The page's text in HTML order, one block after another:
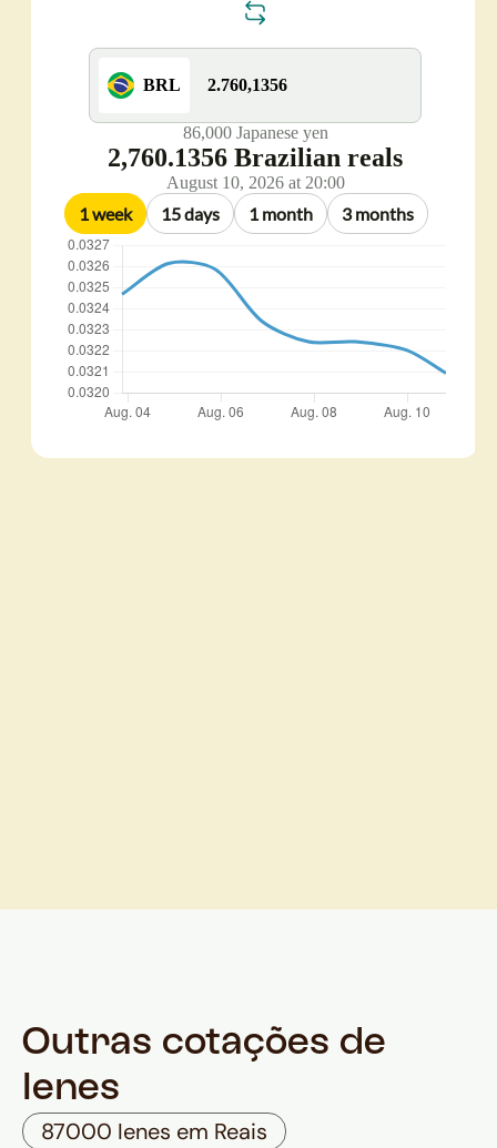
Outras cotações de
Ienes
87000 Ienes em Reais